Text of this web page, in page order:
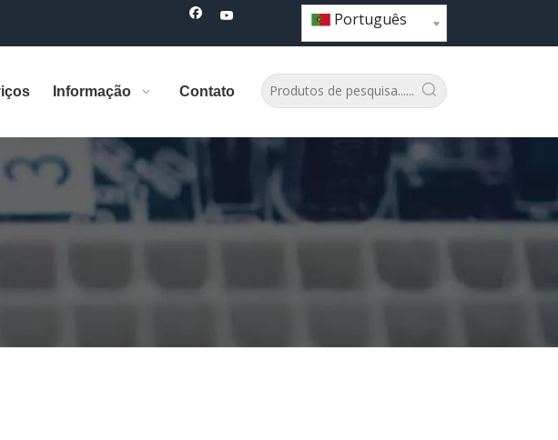
Português
Informação Contato